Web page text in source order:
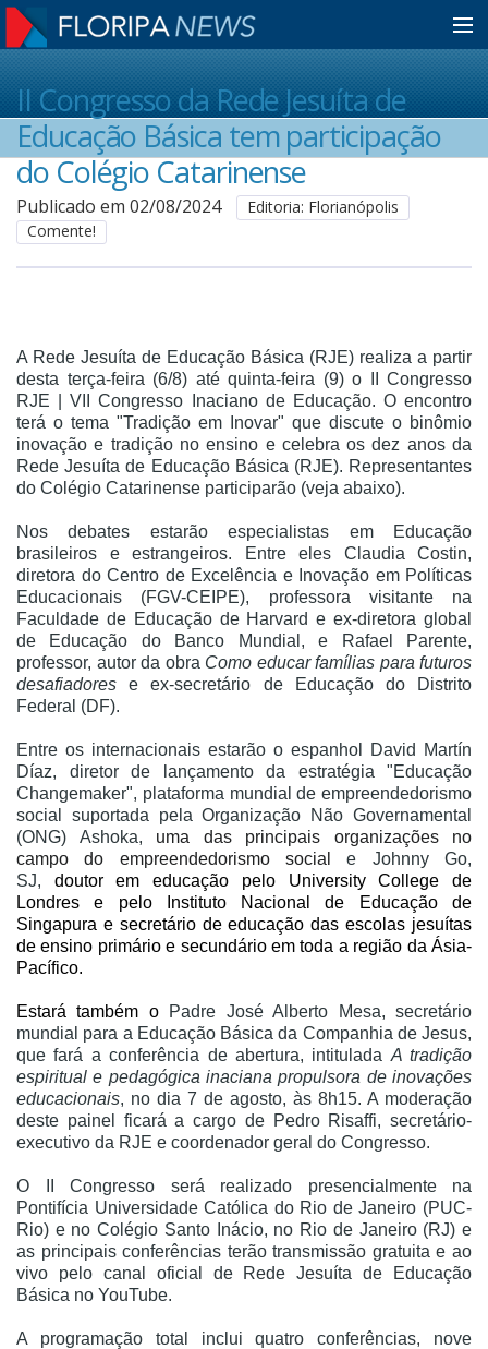
Home
Notícias
Colunistas
Guia de Serviços
Anuncie
Cinema
Agenda Cultural
Anuncie
Fale Conosco
II Congresso da Rede Jesuíta de
Educação Básica tem participação
do Colégio Catarinense
Publicado em 02/08/2024
Editoria: Florianópolis
Comente!
A Rede Jesuíta de Educação Básica (RJE) realiza a partir
desta terça-feira (6/8) até quinta-feira (9) o II Congresso
RJE | VII Congresso Inaciano de Educação. O encontro
terá o tema "Tradição em Inovar" que discute o binômio
inovação e tradição no ensino e celebra os dez anos da
Rede Jesuíta de Educação Básica (RJE). Representantes
do Colégio Catarinense participarão (veja abaixo).
Nos debates estarão especialistas em Educação
brasileiros e estrangeiros. Entre eles Claudia Costin,
diretora do Centro de Excelência e Inovação em Políticas
Educacionais (FGV-CEIPE), professora visitante na
Faculdade de Educação de Harvard e ex-diretora global
de Educação do Banco Mundial, e Rafael Parente,
professor, autor da obra Como educar famílias para futuros
desafiadores e ex-secretário de Educação do Distrito
Federal (DF).
Entre os internacionais estarão o espanhol David Martín
Díaz, diretor de lançamento da estratégia "Educação
Changemaker", plataforma mundial de empreendedorismo
social suportada pela Organização Não Governamental
(ONG) Ashoka, uma das principais organizações no
campo do empreendedorismo sociale Johnny Go,
SJ, doutor em educação pelo University College de
Londres e pelo Instituto Nacional de Educação de
Singapura e secretário de educação das escolas jesuítas
de ensino primário e secundário em toda a região da Ásia-
Pacífico.
Estará também o
Padre José Alberto Mesa, secretário
mundial para a Educação Básica da Companhia de Jesus,
que fará a conferência de abertura, intitulada A tradição
espiritual e pedagógica inaciana propulsora de inovações
educacionais, no dia 7 de agosto, às 8h15. A moderação
deste painel ficará a cargo de Pedro Risaffi, secretário-
executivo da RJE e coordenador geral do Congresso.
O II Congresso será realizado presencialmente na
Pontifícia Universidade Católica do Rio de Janeiro (PUC-
Rio) e no Colégio Santo Inácio, no Rio de Janeiro (RJ) e
as principais conferências terão transmissão gratuita e ao
vivo pelo canal oficial de Rede Jesuíta de Educação
Básica no YouTube.
A programação total inclui quatro conferências, nove